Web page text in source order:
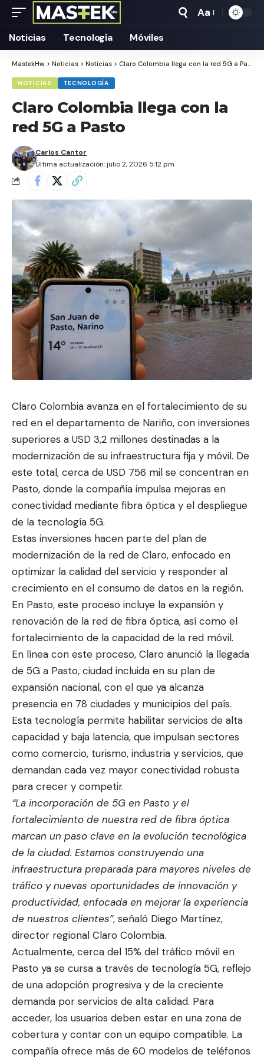
Tamaño
Aa
Noticias Tecnología Móviles
MastekHw > Noticias > Noticias > Claro Colombia llega con la red 5G a Pasto
NOTICIAS TECNOLOGÍA
Claro Colombia llega con la
red 5G a Pasto
Última actualización: julio 2, 2026 5:12 pm
Carlos Cantor
Claro Colombia avanza en el fortalecimiento de su
red en el departamento de Nariño, con inversiones
superiores a USD 3,2 millones destinadas a la
modernización de su infraestructura fija y móvil. De
este total, cerca de USD 756 mil se concentran en
Pasto, donde la compañía impulsa mejoras en
conectividad mediante fibra óptica y el despliegue
de la tecnología 5G.
Estas inversiones hacen parte del plan de
modernización de la red de Claro, enfocado en
optimizar la calidad del servicio y responder al
crecimiento en el consumo de datos en la región.
En Pasto, este proceso incluye la expansión y
renovación de la red de fibra óptica, así como el
fortalecimiento de la capacidad de la red móvil.
En línea con este proceso, Claro anunció la llegada
de 5G a Pasto, ciudad incluida en su plan de
expansión nacional, con el que ya alcanza
presencia en 78 ciudades y municipios del país.
Esta tecnología permite habilitar servicios de alta
capacidad y baja latencia, que impulsan sectores
como comercio, turismo, industria y servicios, que
demandan cada vez mayor conectividad robusta
para crecer y competir.
“La incorporación de 5G en Pasto y el
fortalecimiento de nuestra red de fibra óptica
marcan un paso clave en la evolución tecnológica
de la ciudad. Estamos construyendo una
infraestructura preparada para mayores niveles de
tráfico y nuevas oportunidades de innovación y
productividad, enfocada en mejorar la experiencia
de nuestros clientes”, señaló Diego Martínez,
director regional Claro Colombia.
Actualmente, cerca del 15% del tráfico móvil en
Pasto ya se cursa a través de tecnología 5G, reflejo
de una adopción progresiva y de la creciente
demanda por servicios de alta calidad. Para
acceder, los usuarios deben estar en una zona de
cobertura y contar con un equipo compatible. La
compañía ofrece más de 60 modelos de teléfonos